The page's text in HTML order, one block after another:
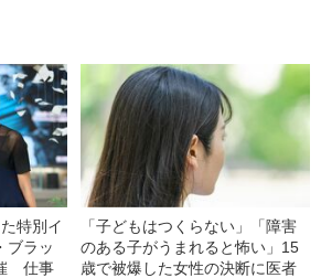
特別イ
ブラッ
仕事
「子どもはつくらない」「障害
のある子がうまれると怖い」15
歳で被爆した女性の決断に医者